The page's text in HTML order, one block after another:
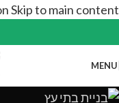
Skip to main content
MENU